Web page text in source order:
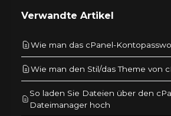
Verwandte Artikel
Wie man das cPanel-
Wie man den Stil/das Theme von
So laden Sie Dateien über den
Dateimanager hoch